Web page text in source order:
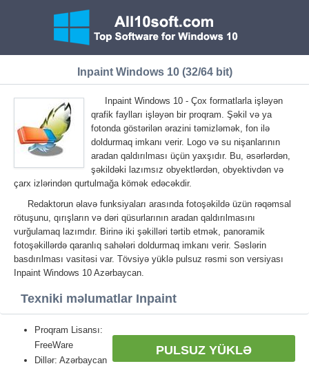
Inpaint Windows 10 (32/64 bit)
Inpaint Windows 10 - Çox formatlarla işləyən
qrafik faylları işləyən bir proqram. Şəkil və ya
fotonda göstərilən ərazini təmizləmək, fon ilə
doldurmaq imkanı verir. Logo və su nişanlarının
aradan qaldırılması üçün yaxşıdır. Bu, əsərlərdən,
şəkildəki lazımsız obyektlərdən, obyektivdən və
çarx izlərindən qurtulmağa kömək edəcəkdir.
Redaktorun əlavə funksiyaları arasında fotoşəkildə üzün rəqəmsal
rötuşunu, qırışların və dəri qüsurlarının aradan qaldırılmasını
vurğulamaq lazımdır. Birinə iki şəkilləri tərtib etmək, panoramik
fotoşəkillərdə qaranlıq sahələri doldurmaq imkanı verir. Səslərin
basdırılması vasitəsi var. Tövsiyə yüklə pulsuz rəsmi son versiyası
Inpaint Windows 10 Azərbaycan.
Texniki məlumatlar Inpaint
PULSUZ YÜKLƏ
Proqram Lisansı:
FreeWare
Dillər: Azərbaycan